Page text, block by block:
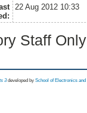
22 Aug 2012 10:33
Staff
3 developed by School of Electronics